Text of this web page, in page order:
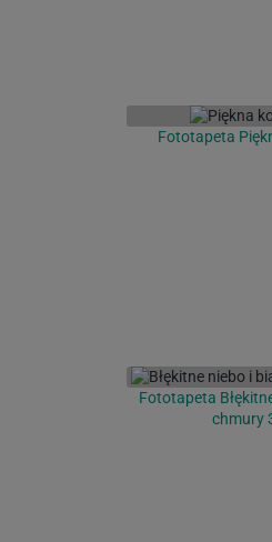
Fototapeta
Fototapeta
chmury